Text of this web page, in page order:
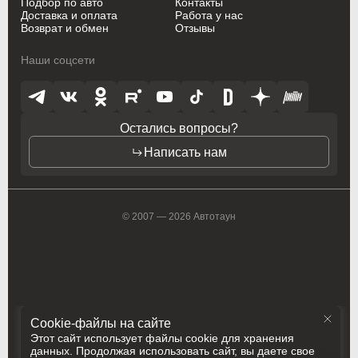
Cookie-файлы на сайте
Этот сайт использует файлы cookie для хранения
данных. Продолжая использовать сайт, вы даете свое
Доставка и оплата
Возврат и обмен
Работа у нас
Отзывы
Наши соцсети
Остались вопросы?
Написать нам
© 2007 — 2026 Автотаун
Oldsmobile
Opel
Opel (PSA)
Peugeot
Peugeot PSA
Rolls-Royce
Saab
Oldsmobile
Opel
Opel (PSA)
Peugeot
Peugeot PSA
Rolls-Royce
Saab